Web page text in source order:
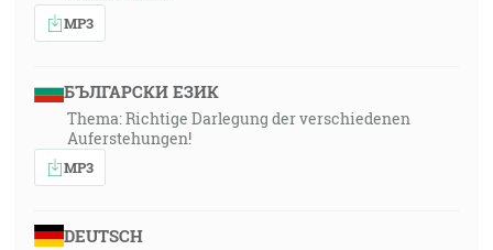
MP3
БЪЛГАРСКИ ЕЗИК
Thema: Richtige Darlegung der verschiedenen
Auferstehungen!
MP3
DEUTSCH